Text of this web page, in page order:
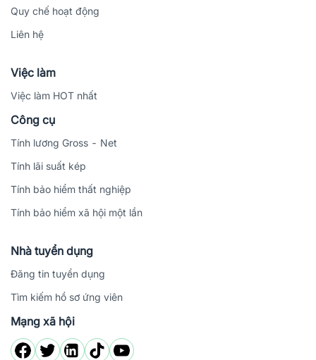
Quy chế hoạt động
Liên hệ
Việc làm
Việc làm HOT nhất
Công cụ
Tính lương Gross - Net
Tính lãi suất kép
Tính bảo hiểm thất nghiệp
Tính bảo hiểm xã hội một lần
Nhà tuyển dụng
Đăng tin tuyển dụng
Tìm kiếm hồ sơ ứng viên
Mạng xã hội